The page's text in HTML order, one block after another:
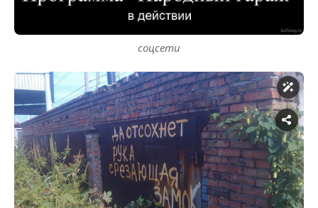
соцсети